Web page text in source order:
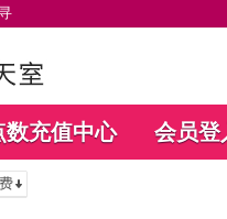
数充值中心 会员登